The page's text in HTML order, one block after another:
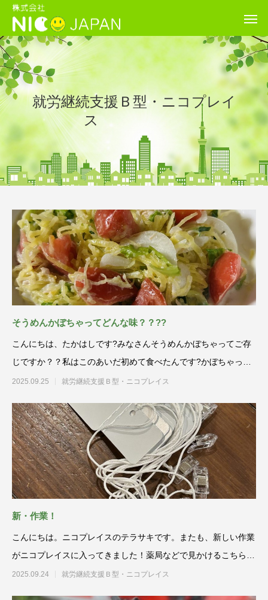
就労継続支援Ｂ型・ニコプレイ
ス
そうめんかぼちゃってどんな味？？??
こんにちは、たかはしです?みなさんそうめんかぼちゃってご存
じですか？？私はこのあいだ初めて食べたんです?かぼちゃって
言うくらいだ
2025.09.25 就労継続支援Ｂ型・ニコプレイス
新・作業！
こんにちは。ニコプレイスのテラサキです。またも、新しい作業
がニコプレイスに入ってきました！薬局などで見かけるこちら
を、今回は制作して
2025.09.24 就労継続支援Ｂ型・ニコプレイス